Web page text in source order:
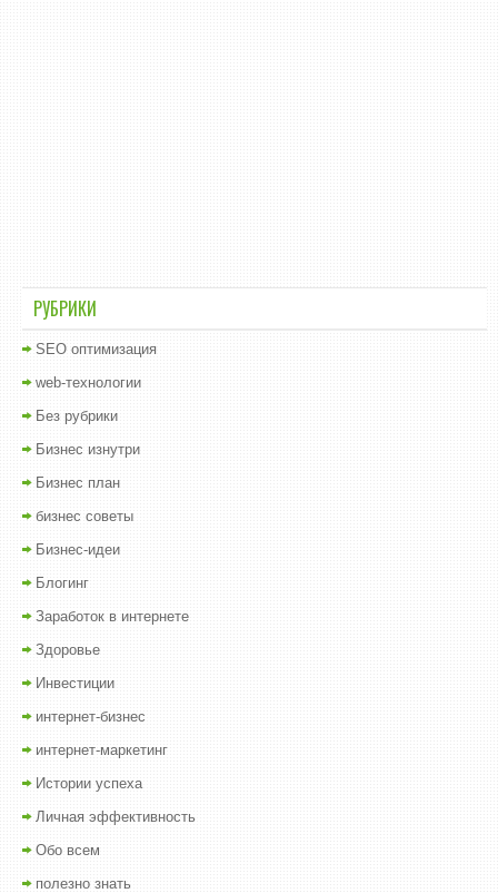
РУБРИКИ
SEO оптимизация
web-технологии
Без рубрики
Бизнес изнутри
Бизнес план
бизнес советы
Бизнес-идеи
Блогинг
Заработок в интернете
Здоровье
Инвестиции
интернет-бизнес
интернет-маркетинг
Истории успеха
Личная эффективность
Обо всем
полезно знать